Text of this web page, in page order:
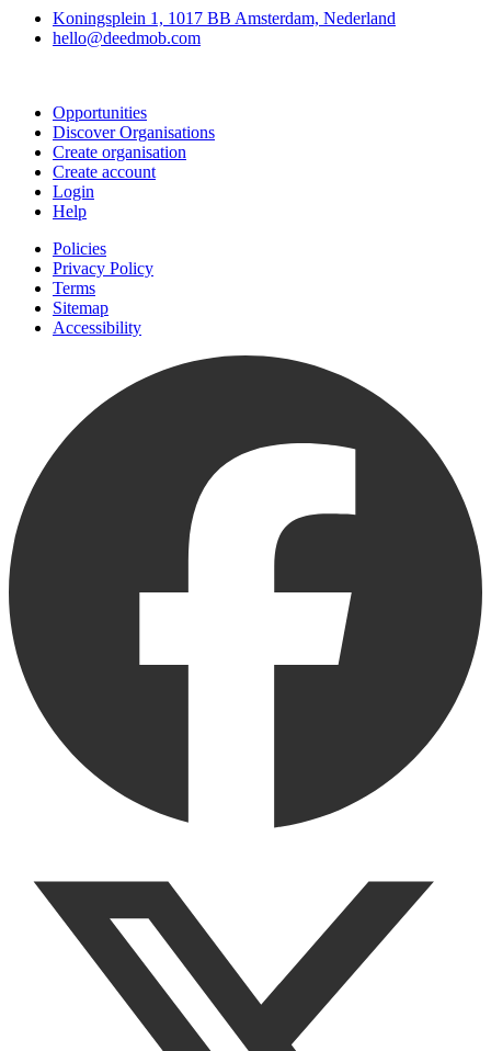
Koningsplein 1, 1017 BB Amsterdam, Nederland
hello@deedmob.com
Opportunities
Discover Organisations
Create organisation
Create account
Login
Help
Policies
Privacy Policy
Terms
Sitemap
Accessibility